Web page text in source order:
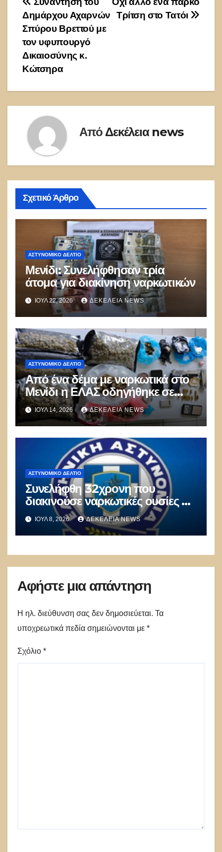
Πλοήγηση
άρθρων
Τρίτση στο Τατόι
Δημάρχου Αχαρνών
Σπύρου Βρεττού με
τον υφυπουργό
Δικαιοσύνης κ.
Κώτσηρα
Από Δεκέλεια news
Σχετικό Άρθρο
ΑΣΤΥΝΟΜΙΚΌ ΔΕΛΤΊΟ
Μενίδι: Συνελήφθησαν τρία
άτομα για διακίνηση ναρκωτικών
ΙΟΎΛ 22, 2026 ΔΕΚΈΛΕΙΑ NEWS
ΑΣΤΥΝΟΜΙΚΌ ΔΕΛΤΊΟ
Από ένα δέμα με ναρκωτικά στο
Μενίδι η ΕΛΑΣ οδηγήθηκε σε
ευρύτερο δίκτυο διακίνησης σε
Λάρισα και Μυτιλήνη
ΙΟΎΛ 14, 2026 ΔΕΚΈΛΕΙΑ NEWS
ΑΣΤΥΝΟΜΙΚΌ ΔΕΛΤΊΟ
Συνελήφθη 32χρονη που
διακινούσε ναρκωτικές ουσίες σε
οικισμό των Αχαρνών
ΙΟΎΛ 8, 2026 ΔΕΚΈΛΕΙΑ NEWS
Αφήστε μια απάντηση
Η ηλ. διεύθυνση σας δεν δημοσιεύεται. Τα
υποχρεωτικά πεδία σημειώνονται με *
Σχόλιο *